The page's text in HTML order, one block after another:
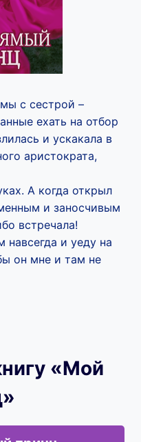
с сестрой –
ехать на отбор
и ускакала в
аристократа,
А когда открыл
и заносчивым
встречала!
навсегда и уеду на
он мне и там не
«Мой